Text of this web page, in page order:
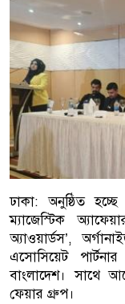
ঢাকা: অনুষ্ঠিত
ম্যাজেস্টিক
অ্যাওয়ার্ডস’,
এসোসিয়েট
বাংলাদেশ। সাথে
ফেয়ার গ্রুপ।